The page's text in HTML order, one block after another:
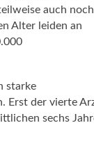
auch noch
Alter leiden an
starke
Erst der vierte
sechs